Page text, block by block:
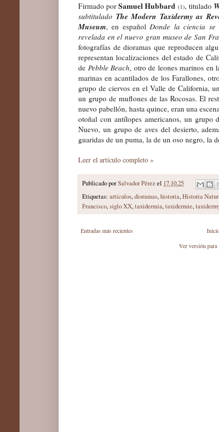
Firmado por Samuel Hubbard (1), titulado
subtitulado The Modern Taxidermy as
Museum, en españolDonde la ciencia
revelada en el nuevo gran museo de San
fotografías de dioramas que reproducen
representan localizaciones del estado de
de Pebble Beach, otro de leones marinos en
marinas en acantilados de los Farallones,
grupo de ciervos en el Valle de California,
un grupo de muflones de las Rocosas. El
nuevo pabellón, hasta quince, eran una
otoñal con antílopes americanos, un grupo
Nuevo, un grupo de aves del desierto,
guaridas de un puma, la de un oso negro, la
Leer el artículo completo »
Publicado porSalvador Pérezel 17.10.25
Etiquetas: artículos,dioramas,historia,Historia
Francisco,siglo XX,taxidermia,taxidermie,
Entradas más recientes
Ver versión para